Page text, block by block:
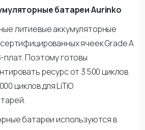
батареи Aurinko
литиевые аккумуляторные
ячеек Grade A
плат. Поэтому готовы
ресурс от 3 500 циклов
циклов для LiTiO
батареи используются в